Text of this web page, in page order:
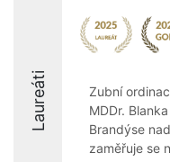
Laureáti
Zubní
MDDr.
Brandýse
zaměřuje se